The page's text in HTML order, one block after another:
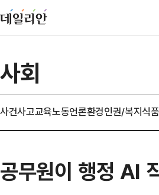
사회
사건사고교육노동언론환경인권/복지식
공무원이 행정 AI